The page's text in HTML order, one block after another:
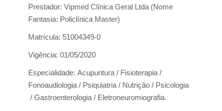
Prestador: Vipmed Clínica Geral Ltda (Nome
Fantasia: Policlínica Master)
Matrícula: 51004349-0
Vigência: 01/05/2020
Especialidade: Acupuntura / Fisioterapia /
Fonoaudiologia / Psiquiatria / Nutrição / Psicologia
/ Gastroenterologia / Eletroneuromiografia.